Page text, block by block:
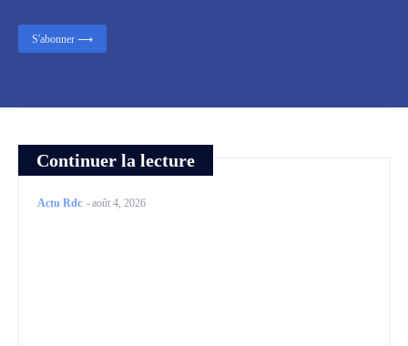
Continuer la lecture
Actu Rdc -août 4, 2026
S'abonner ⟶